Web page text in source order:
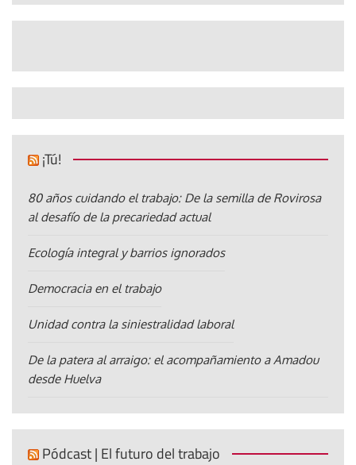
¡Tú!
80 años cuidando el trabajo: De la semilla de Rovirosa
al desafío de la precariedad actual
Ecología integral y barrios ignorados
Democracia en el trabajo
Unidad contra la siniestralidad laboral
De la patera al arraigo: el acompañamiento a Amadou
desde Huelva
Pódcast | El futuro del trabajo